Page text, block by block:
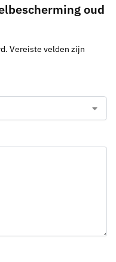
oud
Vereiste velden zijn